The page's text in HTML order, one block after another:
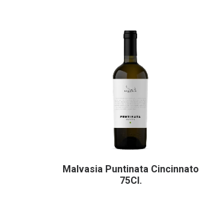
Malvasia Puntinata Cincinnato
75Cl.